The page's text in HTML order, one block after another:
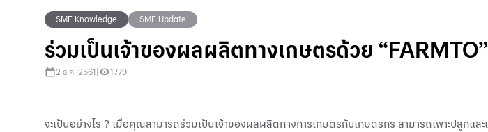
SME Knowledge SME Update
ร่วมเป็นเจ้าของผลผลิตทางเกษตรด้วย “FARMTO”
2 ธ.ค. 2561 1779
จะเป็นอย่างไร ? เมื่อคุณสามารถร่วมเป็นเจ้าของผลผลิตทางการเกษตรกับเกษตรกร สามารถเพาะปลูกแ